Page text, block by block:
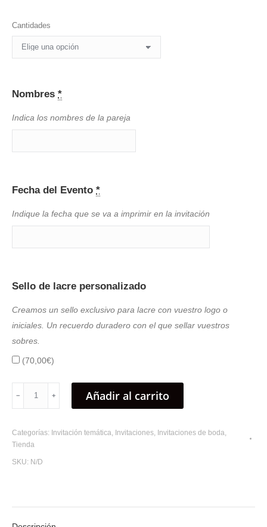
Cantidades
Nombres *
Indica los nombres de la pareja
Fecha del Evento *
Indique la fecha que se va a imprimir en la invitación
Sello de lacre personalizado
Creamos un sello exclusivo para lacre con vuestro logo o
iniciales. Un recuerdo duradero con el que sellar vuestros
sobres.
(70,00€)
cantidad
﹣ ﹢ Añadir al carrito
Categorías: Invitación temática Invitaciones Invitaciones de boda
Tienda
SKU: N/D